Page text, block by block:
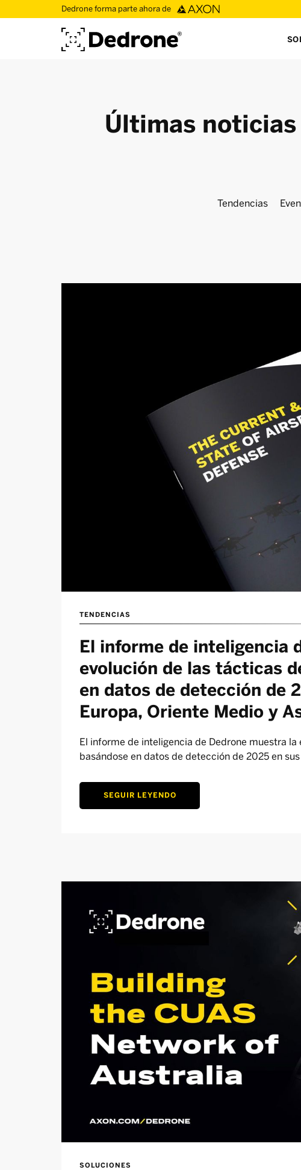
Dedrone forma parte ahora de
Últimas noticias
Tendencias
TENDENCIAS
El informe de inteligencia
evolución de las tácticas
en datos de detección de
Europa, Oriente Medio y
El informe de inteligencia de Dedrone muestra
basándose en datos de detección de 2025 en
SEGUIR LEYENDO
SOLUCIONES